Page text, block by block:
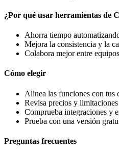
¿Por qué usar herramientas de
Ahorra tiempo
Mejora la consistencia y la
Colabora mejor entre equipos
Cómo elegir
Alinea las funciones con tus
Revisa precios y limitaciones
Comprueba integraciones y
Prueba con una versión
Preguntas frecuentes